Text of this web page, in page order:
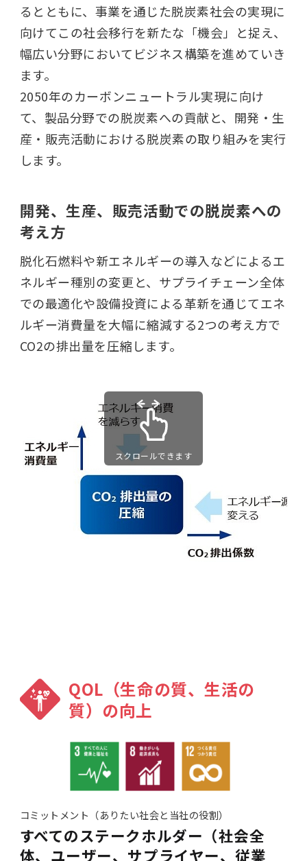
るとともに、事業を通じた脱炭素社会の実現に
向けてこの社会移行を新たな「機会」と捉え、
幅広い分野においてビジネス構築を進めていき
ます。
2050年のカーボンニュートラル実現に向け
て、製品分野での脱炭素への貢献と、開発・生
産・販売活動における脱炭素の取り組みを実行
します。
開発、生産、販売活動での脱炭素への
考え方
脱化石燃料や新エネルギーの導入などによるエ
ネルギー種別の変更と、サプライチェーン全体
での最適化や設備投資による革新を通じてエネ
ルギー消費量を大幅に縮減する2つの考え方で
CO2の排出量を圧縮します。
スクロールできます
QOL（生命の質、生活の
質）の向上
コミットメント（ありたい社会と当社の役割）
すべてのステークホルダー（社会全
体、ユーザー、サプライヤー、従業